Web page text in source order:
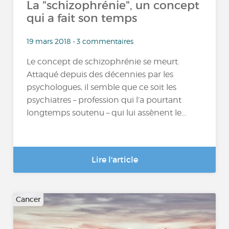
La "schizophrénie", un concept
qui a fait son temps
19 mars 2018 • 3 commentaires
Le concept de schizophrénie se meurt.
Attaqué depuis des décennies par les
psychologues, il semble que ce soit les
psychiatres – profession qui l’a pourtant
longtemps soutenu – qui lui assènent le...
Lire l'article
Cancer